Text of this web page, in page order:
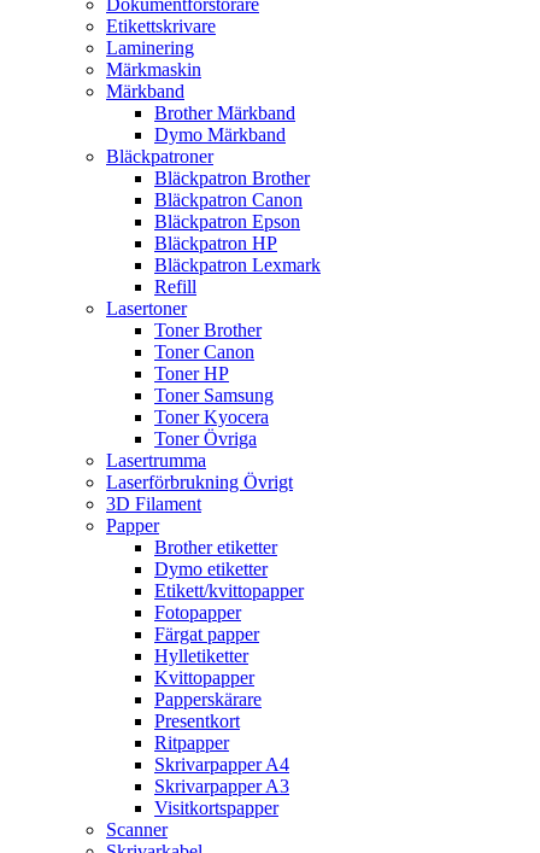
Dokumentförstörare
Etikettskrivare
Laminering
Märkmaskin
Märkband
Brother Märkband
Dymo Märkband
Bläckpatroner
Bläckpatron Brother
Bläckpatron Canon
Bläckpatron Epson
Bläckpatron HP
Bläckpatron Lexmark
Refill
Lasertoner
Toner Brother
Toner Canon
Toner HP
Toner Samsung
Toner Kyocera
Toner Övriga
Lasertrumma
Laserförbrukning Övrigt
3D Filament
Papper
Brother etiketter
Dymo etiketter
Etikett/kvittopapper
Fotopapper
Färgat papper
Hylletiketter
Kvittopapper
Papperskärare
Presentkort
Ritpapper
Skrivarpapper A4
Skrivarpapper A3
Visitkortspapper
Scanner